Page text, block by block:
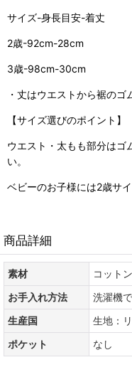
サイズ-身長目安-着丈
2歳-92cm-28cm
3歳-98cm-30cm
・丈はウエストから裾の
【サイズ選びのポイント】
ウエスト・太もも部分はゴ
い。
ベビーのお子様には2歳サ
商品詳細
素材
コット
お手入れ方法
洗濯機
生産国
生地：
ポケット
なし